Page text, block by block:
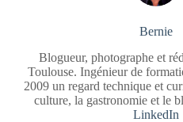
Bernie
Blogueur, photographe et
Toulouse. Ingénieur de
2009 un regard technique et
culture, la gastronomie et le
LinkedIn